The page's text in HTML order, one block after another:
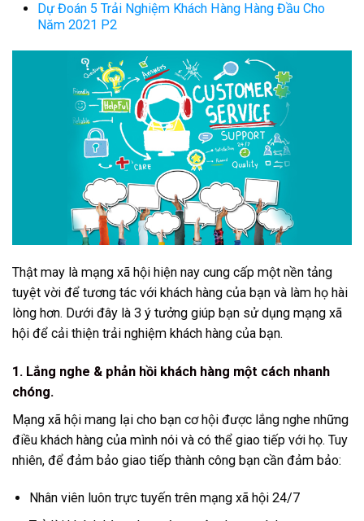
Dự Đoán 5 Trải Nghiệm Khách Hàng Hàng Đầu Cho
Năm 2021 P2
Thật may là mạng xã hội hiện nay cung cấp một nền tảng
tuyệt vời để tương tác với khách hàng của bạn và làm họ hài
lòng hơn. Dưới đây là 3 ý tưởng giúp bạn sử dụng mạng xã
hội để cải thiện trải nghiệm khách hàng của bạn.
1. Lắng nghe & phản hồi khách hàng một cách nhanh
chóng.
Mạng xã hội mang lại cho bạn cơ hội được lắng nghe những
điều khách hàng của mình nói và có thể giao tiếp với họ. Tuy
nhiên, để đảm bảo giao tiếp thành công bạn cần đảm bảo:
Nhân viên luôn trực tuyến trên mạng xã hội 24/7